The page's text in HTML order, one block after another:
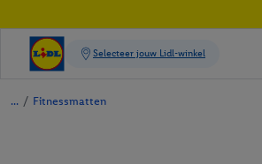
/ Fitnessmatten